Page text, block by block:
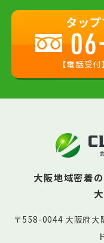
タッ
【電話受
大阪地域密着
〒558-0044 大阪府大